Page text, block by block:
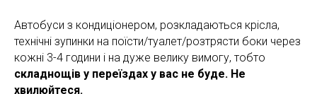
Автобуси з кондиціонером, розкладаються крісла,
технічні зупинки на поїсти/туалет/розтрясти боки через
кожні 3-4 години і на дуже велику вимогу, тобто
складнощів у переїздах у вас не буде. Не
хвилюйтеся.